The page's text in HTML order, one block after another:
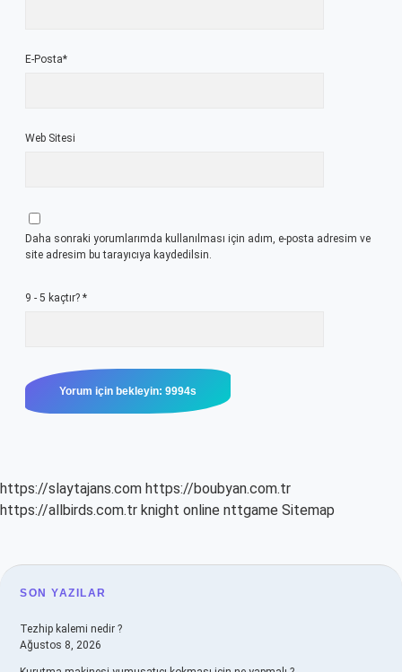
E-Posta*
Web Sitesi
Daha sonraki yorumlarımda kullanılması için adım, e-posta adresim ve
site adresim bu tarayıcıya kaydedilsin.
9 - 5 kaçtır? *
https://slaytajans.com https://boubyan.com.tr
https://allbirds.com.tr knight online nttgame Sitemap
SIDEBAR
SON YAZILAR
Tezhip kalemi nedir ?
Ağustos 8, 2026